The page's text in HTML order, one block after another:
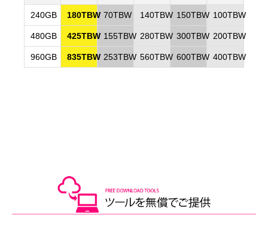
240GB 180TBW 70TBW 140TBW 150TBW 100TBW
480GB 425TBW 155TBW 280TBW 300TBW 200TBW
960GB 835TBW 253TBW 560TBW 600TBW 400TBW